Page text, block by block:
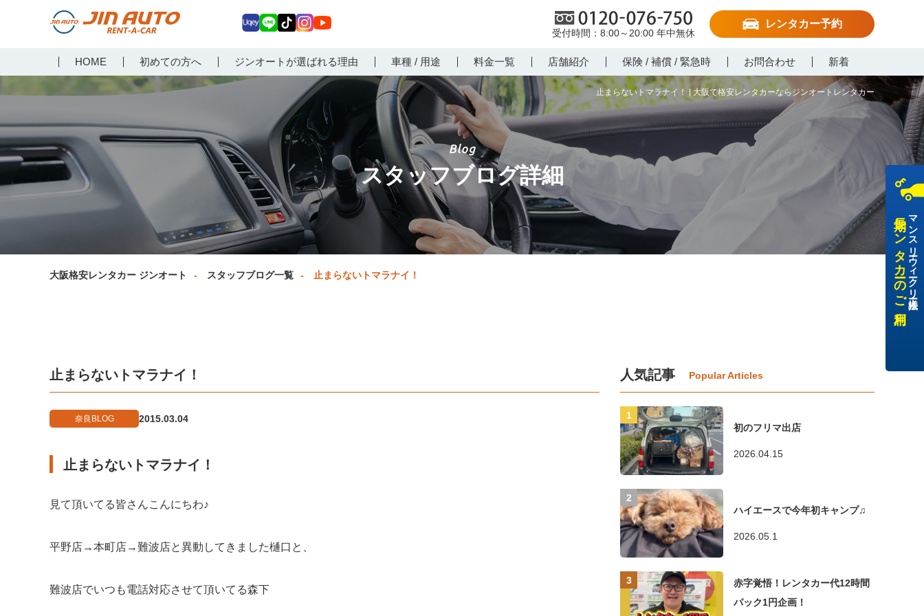
止まらないトマラナイ！ | 大阪で格安レンタカーならジンオートレンタカー
らジンオートレンタカー
0120-076-750
8:00～20:00 年中無休
レンタカー予約
HOME 初めての方へ ジンオートが選ばれる理由 車種 / 用途 料金一覧 店舗紹介 保険 / 補償 / 緊急時 お問合わせ 新着
ey E
Tokagr
am
uT
ub
スタッフブログ詳細
大阪格安レンタカー ジンオート スタッフブログ一覧 止まらないトマラナイ！
止まらないトマラナイ！
奈良BLOG 2015.03.04
止まらないトマラナイ！
見て頂いてる皆さんこんにちわ♪
平野店→本町店→難波店と異動してきました樋口と、
難波店でいつも電話対応させて頂いてる森下
人気記事
初のフリマ出店
2026.04.15
ハイエースで今年初キャンプ♫
2026.05.1
赤字覚悟！レンタカー代12時間
パック1円企画！
マンスリー・ウィークリー・法人様
長期レンタカーのご利用